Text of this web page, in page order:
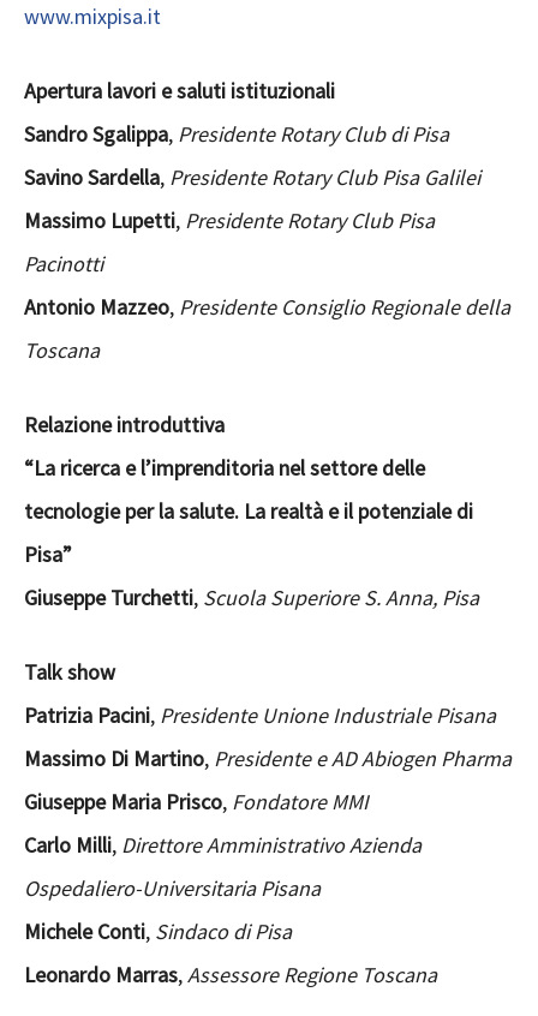
www.mixpisa.it
Apertura lavori e saluti istituzionali
Sandro Sgalippa, Presidente Rotary Club di Pisa
Savino Sardella, Presidente Rotary Club Pisa Galilei
Massimo Lupetti, Presidente Rotary Club Pisa
Pacinotti
Antonio Mazzeo, Presidente Consiglio Regionale della
Toscana
Relazione introduttiva
“La ricerca e l’imprenditoria nel settore delle
tecnologie per la salute. La realtà e il potenziale di
Pisa”
Giuseppe Turchetti, Scuola Superiore S. Anna, Pisa
Talk show
Patrizia Pacini, Presidente Unione Industriale Pisana
Massimo Di Martino, Presidente e AD Abiogen Pharma
Giuseppe Maria Prisco, Fondatore MMI
Carlo Milli, Direttore Amministrativo Azienda
Ospedaliero-Universitaria Pisana
Michele Conti, Sindaco di Pisa
Leonardo Marras,Assessore Regione Toscana